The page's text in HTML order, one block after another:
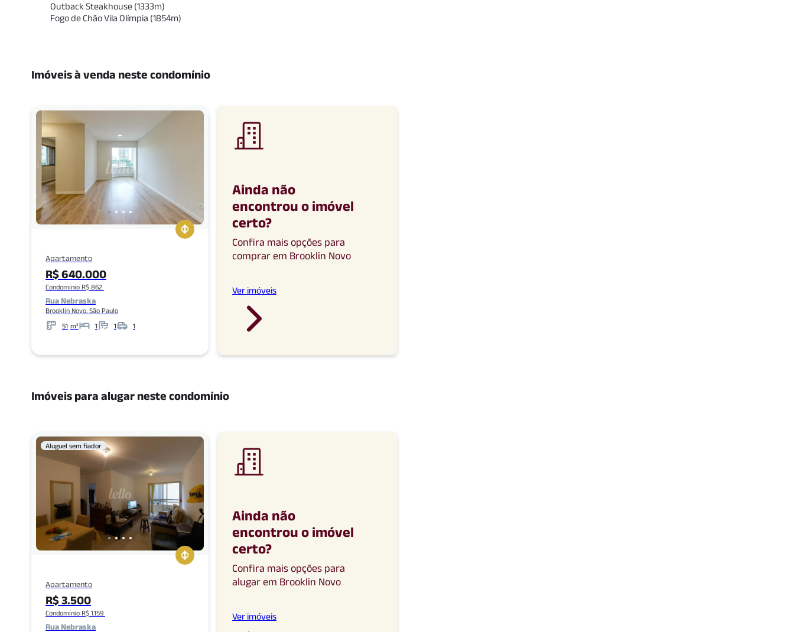
Outback Steakhouse (1333m)
Fogo de Chão Vila Olímpia (1854m)
Imóveis à venda neste condomínio
Apartamento
R$ 640.000
Condomínio R$ 862
Rua Nebraska
Brooklin Novo, São Paulo
51 m²
Metros 1 1
Banheiros 1
Garagens
Ainda não
encontrou o imóvel
certo?
Confira mais opções para
comprar em Brooklin Novo
Ver imóveis
Imóveis para alugar neste condomínio
Aluguel sem fiador
Apartamento
R$ 3.500
Condomínio R$ 1.159
Rua Nebraska
Ainda não
encontrou o imóvel
certo?
Confira mais opções para
alugar em Brooklin Novo
Ver imóveis